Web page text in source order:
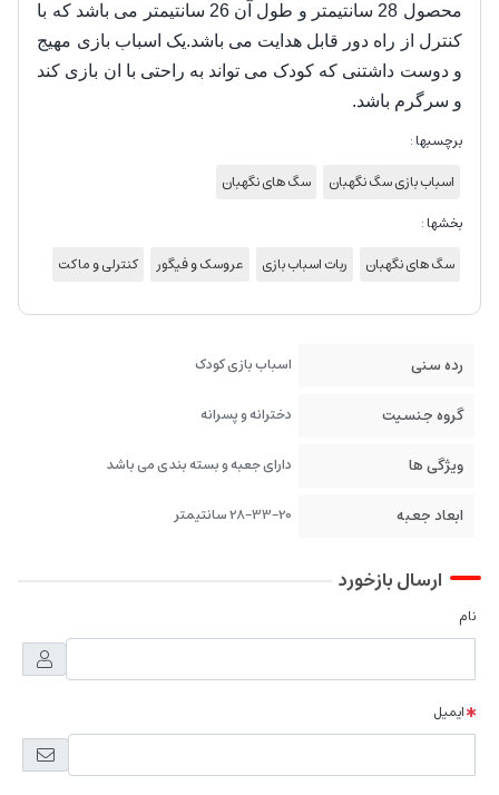
محصول 28 سانتیمتر و طول آن 26 سانتیمتر می باشد که با
کنترل از راه دور قابل هدایت می باشد.یک اسباب بازی مهیج
و دوست داشتنی که کودک می تواند به راحتی با ان بازی کند
و سرگرم باشد.
برچسبها :
اسباب بازی سگ نگهبان
سگ های نگهبان
بخشها :
سگ های نگهبان
ربات اسباب بازی عروسک و فیگور کنترلی و ماکت
رده سنی اسباب بازی کودک
گروه جنسیت دخترانه و پسرانه
ویژگی ها دارای جعبه و بسته بندی می باشد
ابعاد جعبه 28-33-20 سانتیمتر
ارسال بازخورد
نام
ایمیل